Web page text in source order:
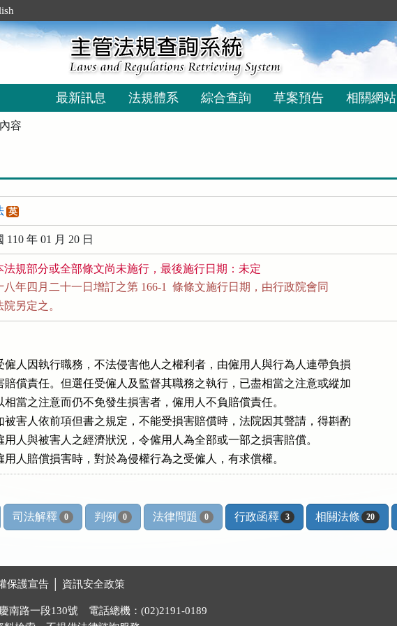
最新訊息 法規體系 綜合查詢 草案預告 相關網站
容
英
110 年 01 月 20 日
規部分或全部條文尚未施行，最後施行日期：未定
八年四月二十一日增訂之第 166-1  條條文施行日期，由行政院會同
院另定之。
僱人因執行職務，不法侵害他人之權利者，由僱用人與行為人連帶負損
賠償責任。但選任受僱人及監督其職務之執行，已盡相當之注意或縱加
相當之注意而仍不免發生損害者，僱用人不負賠償責任。
被害人依前項但書之規定，不能受損害賠償時，法院因其聲請，得斟酌
用人與被害人之經濟狀況，令僱用人為全部或一部之損害賠償。
用人賠償損害時，對於為侵權行為之受僱人，有求償權。
司法解釋 0 判例 0 法律問題 0 行政函釋 3 相關法條 20
保護宣告 資訊安全政策
南路一段130號 電話總機：(02)2191-0189